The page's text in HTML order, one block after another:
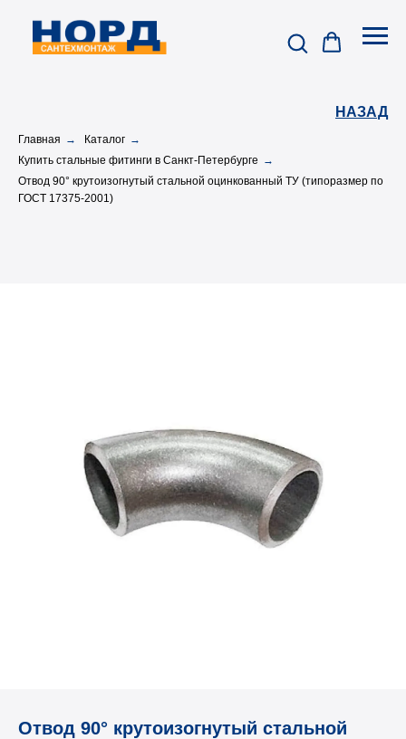
НАЗАД
Главная → Каталог →
Купить стальные фитинги в Санкт-Петербурге →
Отвод 90° крутоизогнутый стальной оцинкованный ТУ (типоразмер по
ГОСТ 17375-2001)
Отвод 90° крутоизогнутый стальной